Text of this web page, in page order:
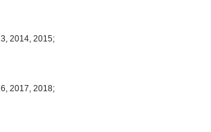
2014, 2015;
2017, 2018;